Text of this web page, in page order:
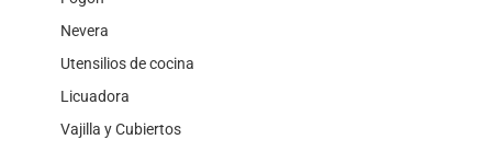
Nevera
Utensilios de cocina
Licuadora
Vajilla y Cubiertos